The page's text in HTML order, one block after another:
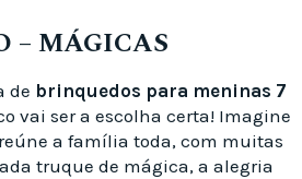
– MÁGICAS
de brinquedos para meninas 7
vai ser a escolha certa! Imagine
a família toda, com muitas
truque de mágica, a alegria